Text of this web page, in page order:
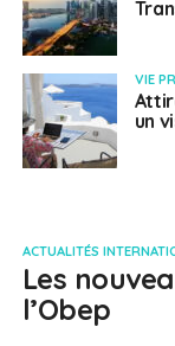
VIE
un
ACTUALITÉS
Les
l’Obep